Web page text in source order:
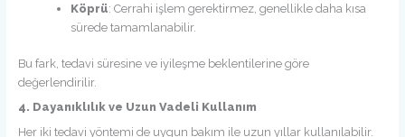
Köprü: Cerrahi işlem gerektirmez, genellikle daha kısa
sürede tamamlanabilir.
Bu fark, tedavi süresine ve iyileşme beklentilerine göre
değerlendirilir.
4. Dayanıklılık ve Uzun Vadeli Kullanım
Her iki tedavi yöntemi de uygun bakım ile uzun yıllar kullanılabilir.